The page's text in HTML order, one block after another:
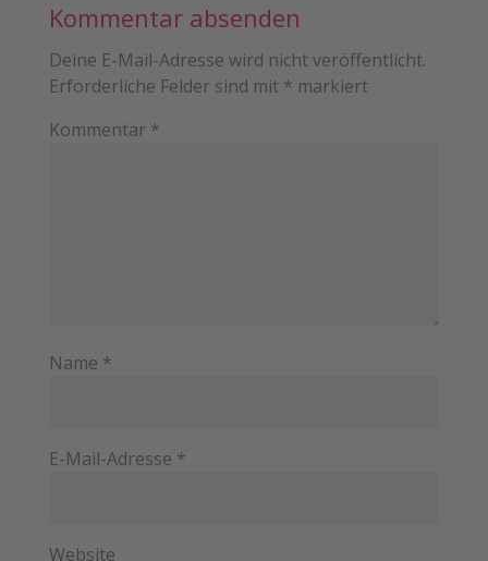
Kommentar absenden
Deine E-Mail-Adresse wird nicht veröffentlicht.
Erforderliche Felder sind mit * markiert
Kommentar *
Name *
E-Mail-Adresse *
Website